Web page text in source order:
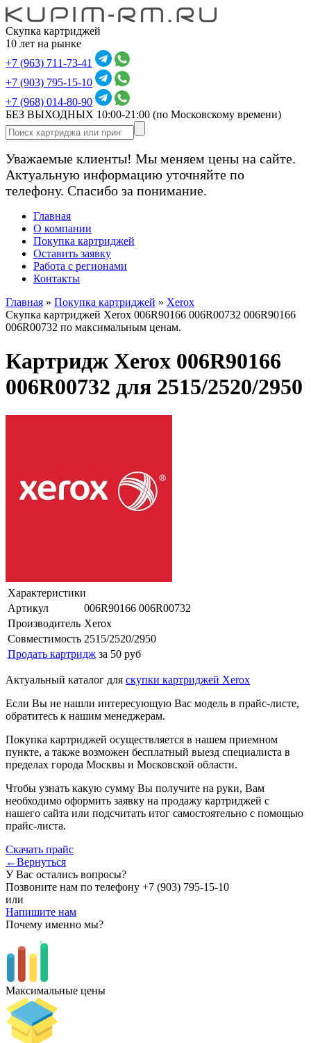
Скупка картриджей
10 лет на рынке
+7 (963) 711-73-41
+7 (903) 795-15-10
+7 (968) 014-80-90
БЕЗ ВЫХОДНЫХ 10:00-21:00 (по Московскому времени)
Уважаемые клиенты! Мы меняем цены на сайте.
Актуальную информацию уточняйте по
телефону. Спасибо за понимание.
Главная
О компании
Покупка картриджей
Оставить заявку
Работа с регионами
Контакты
Главная » Покупка картриджей » Xerox
Скупка картриджей Xerox 006R90166 006R00732 006R90166
006R00732 по максимальным ценам.
Картридж Xerox 006R90166
006R00732 для 2515/2520/2950
Характеристики
Артикул
006R90166 006R00732
Производитель Xerox
Совместимость 2515/2520/2950
Продать картридж за 50 руб
Актуальный каталог для скупки картриджей Xerox
Если Вы не нашли интересующую Вас модель в прайс-листе,
обратитесь к нашим менеджерам.
Покупка картриджей осуществляется в нашем приемном
пункте, а также возможен бесплатный выезд специалиста в
пределах города Москвы и Московской области.
Чтобы узнать какую сумму Вы получите на руки, Вам
необходимо оформить заявку на продажу картриджей с
нашего сайта или подсчитать итог самостоятельно с помощью
прайс-листа.
Скачать прайс
←Вернуться
У Вас остались вопросы?
Позвоните нам по телефону +7 (903) 795-15-10
или
Напишите нам
Почему именно мы?
Максимальные цены